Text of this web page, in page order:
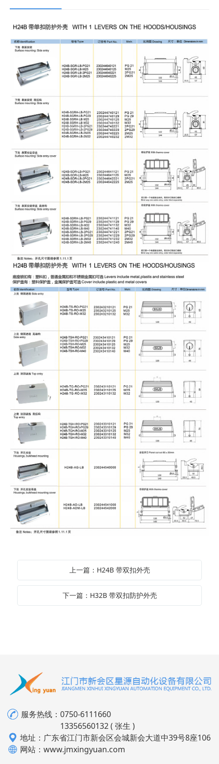
上一篇：H24B 带双扣外壳
下一篇：H32B 带双扣防护外壳
服务热线： 0750-6111660
13356560132 ( 张生 )
地址：广东省江门市新会区会城新会大道中39号8座106
网站：www.jmxingyuan.com